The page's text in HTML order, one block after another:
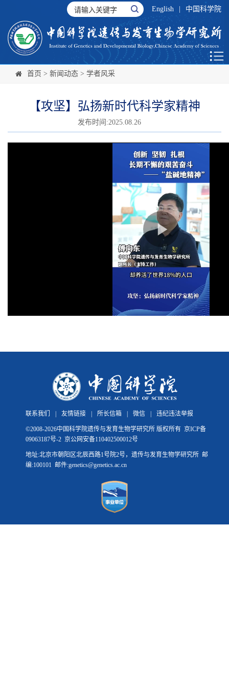
English 中国科学院
首页 > 新闻动态 > 学者风采
【攻坚】弘扬新时代科学家精神
发布时间:2025.08.26
联系我们 | 友情链接 | 所长信箱 | 微信 | 违纪违法举报
©2008-2026中国科学院遗传与发育生物学研究所 版权所有 京ICP备
09063187号-2 京公网安备110402500012号
地址:北京市朝阳区北辰西路1号院2号，遗传与发育生物学研究所 邮
编:100101 邮件:genetics@genetics.ac.cn